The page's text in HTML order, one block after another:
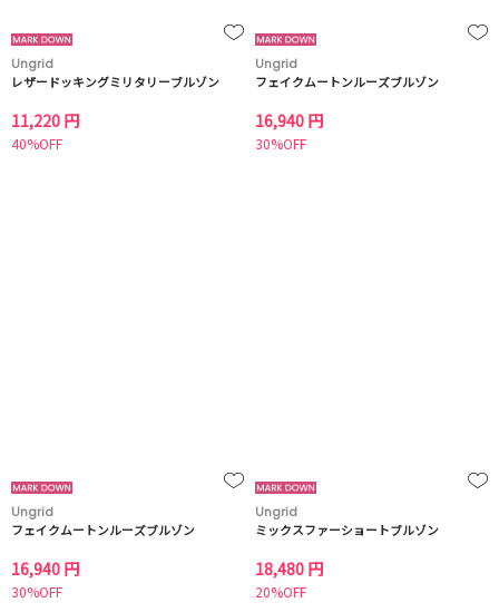
Ungrid
レザードッキングミリタリーブルゾン
11,220 円
40%OFF
Ungrid
フェイクムートンルーズブルゾン
16,940 円
30%OFF
Ungrid
フェイクムートンルーズブルゾン
16,940 円
30%OFF
Ungrid
ミックスファーショートブルゾン
18,480 円
20%OFF